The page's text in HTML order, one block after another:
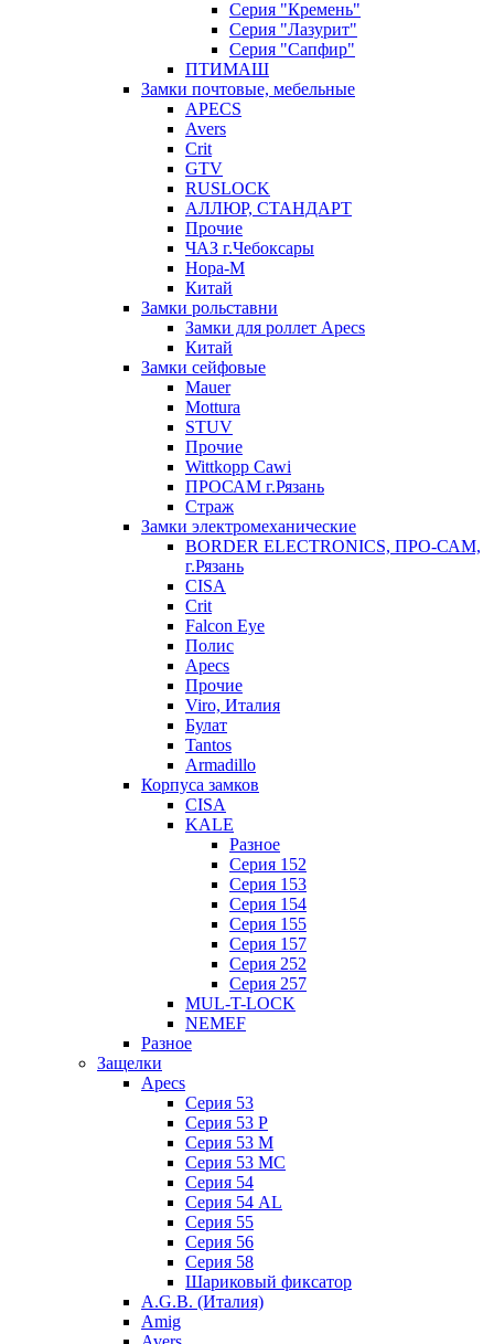
Серия "Кремень"
Серия "Лазурит"
Серия "Сапфир"
ПТИМАШ
Замки почтовые, мебельные
APECS
Avers
Crit
GTV
RUSLOCK
АЛЛЮР, СТАНДАРТ
Прочие
ЧАЗ г.Чебоксары
Нора-М
Китай
Замки рольставни
Замки для роллет Apecs
Китай
Замки сейфовые
Mauer
Mottura
STUV
Прочие
Wittkopp Cawi
ПРОСАМ г.Рязань
Страж
Замки электромеханические
BORDER ELECTRONICS, ПРО-САМ,
г.Рязань
CISA
Crit
Falcon Eye
Полис
Apecs
Прочие
Viro, Италия
Булат
Tantos
Armadillo
Корпуса замков
CISA
KALE
Разное
Серия 152
Серия 153
Серия 154
Серия 155
Серия 157
Серия 252
Серия 257
MUL-T-LOCK
NEMEF
Разное
Защелки
Apecs
Серия 53
Серия 53 P
Серия 53 М
Серия 53 МC
Серия 54
Серия 54 AL
Серия 55
Серия 56
Серия 58
Шариковый фиксатор
A.G.B. (Италия)
Amig